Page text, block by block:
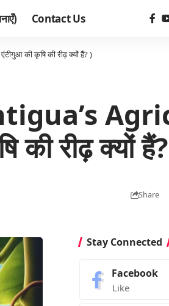
Contact Us
की कृषि की रीढ़ क्यों हैं? )
की रीढ़ क्यों
Share
Stay Connected
Facebook
Like